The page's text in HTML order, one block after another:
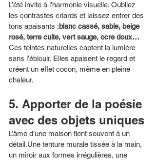
L’été invite à l’harmonie visuelle. Oubliez
les contrastes criards et laissez entrer des
tons apaisants :blanc cassé, sable, beige
rosé, terre cuite, vert sauge, ocre doux…
Ces teintes naturelles captent la lumière
sans l’éblouir. Elles apaisent le regard et
créent un effet cocon, même en pleine
chaleur.
5. Apporter de la poésie
avec des objets uniques
L’âme d’une maison tient souvent à un
détail.Une tenture murale tissée à la main,
un miroir aux formes irrégulières, une